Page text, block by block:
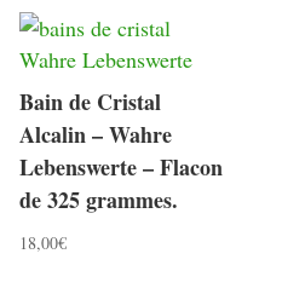
Bain de Cristal
Alcalin – Wahre
Lebenswerte – Flacon
de 325 grammes.
18,00€